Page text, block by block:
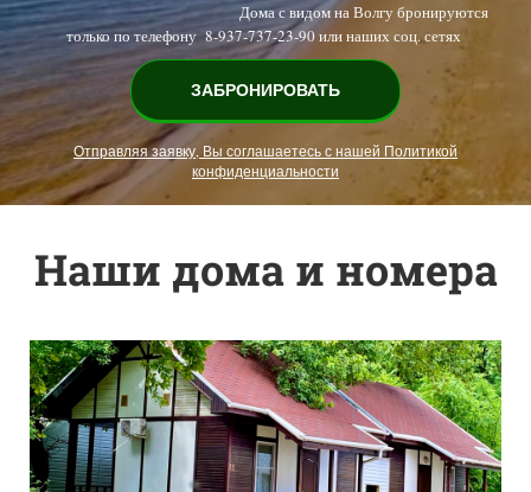
Дома с видом на Волгу бронируются
только по телефону 8-937-737-23-90 или наших соц. сетях
ЗАБРОНИРОВАТЬ
Отправляя заявку, Вы соглашаетесь с нашей Политикой
конфиденциальности
Наши дома и номера